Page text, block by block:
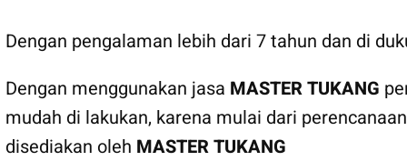
Dengan pengalaman lebih dari 7 tahun dan di
Dengan menggunakan jasa MASTER TUKANG
mudah di lakukan, karena mulai dari
disediakan oleh MASTER TUKANG